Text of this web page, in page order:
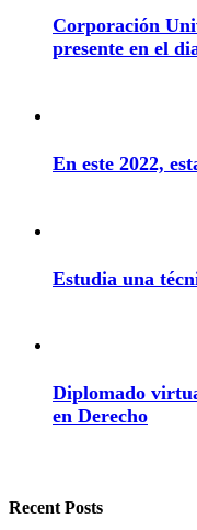
Corporación
presente en el
En este 2022,
Estudia una
Diplomado
en Derecho
Recent Posts